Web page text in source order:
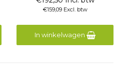
€159,09 Excl. btw
In winkelwagen